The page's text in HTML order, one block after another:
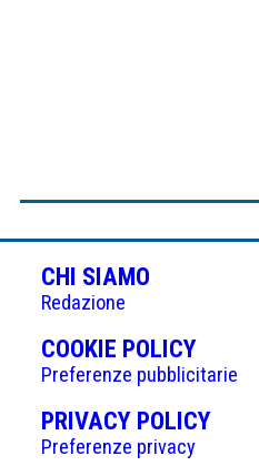
CHI SIAMO
Redazione
COOKIE POLICY(APRE
IN
UNA
NUOVA
Preferenze pubblicitarie
PRIVACY POLICY(APRE
Preferenze privacy